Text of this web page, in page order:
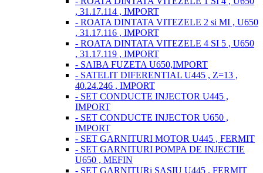
, 31.17.114 , IMPORT
- ROATA DINTATA VITEZELE 2 si MI , U650
, 31.17.116 , IMPORT
- ROATA DINTATA VITEZELE 4 SI 5 , U650
, 31.17.119 , IMPORT
- SAIBA FUZETA U650,IMPORT
- SATELIT DIFERENTIAL U445 , Z=13 ,
40.24.246 , IMPORT
- SET CONDUCTE INJECTOR U445 ,
IMPORT
- SET CONDUCTE INJECTOR U650 ,
IMPORT
- SET GARNITURI MOTOR U445 , FERMIT
- SET GARNITURI POMPA DE INJECTIE
U650 , MEFIN
- SET GARNITURi SASIU U445 , FERMIT